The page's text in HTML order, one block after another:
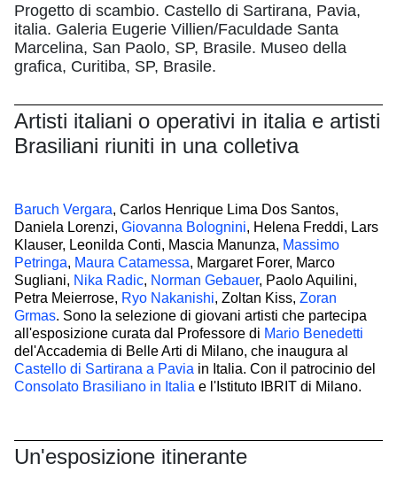
Progetto di scambio. Castello di Sartirana, Pavia,
italia. Galeria Eugerie Villien/Faculdade Santa
Marcelina, San Paolo, SP, Brasile. Museo della
grafica, Curitiba, SP, Brasile.
Artisti italiani o operativi in italia e artisti
Brasiliani riuniti in una colletiva
Baruch Vergara, Carlos Henrique Lima Dos Santos,
Daniela Lorenzi, Giovanna Bolognini, Helena Freddi, Lars
Klauser, Leonilda Conti, Mascia Manunza, Massimo
Petringa, Maura Catamessa, Margaret Forer, Marco
Sugliani, Nika Radic, Norman Gebauer, Paolo Aquilini,
Petra Meierrose, Ryo Nakanishi, Zoltan Kiss, Zoran
Grmas. Sono la selezione di giovani artisti che partecipa
all'esposizione curata dal Professore di Mario Benedetti
del'Accademia di Belle Arti di Milano, che inaugura al
Castello di Sartirana a Pavia in Italia. Con il patrocinio del
Consolato Brasiliano in Italia e l'Istituto IBRIT di Milano.
Un'esposizione itinerante